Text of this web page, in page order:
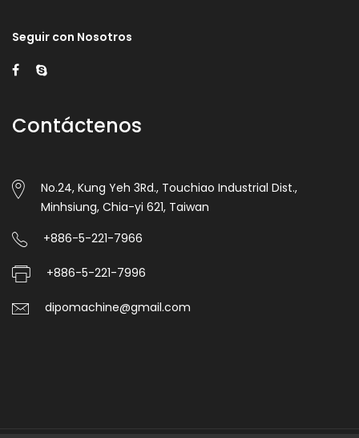
Seguir con Nosotros
Contáctenos
No.24, Kung Yeh 3Rd., Touchiao Industrial Dist.,
Minhsiung, Chia-yi 621, Taiwan
+886-5-221-7966
+886-5-221-7996
dipomachine@gmail.com